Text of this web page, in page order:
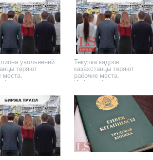
увольнений:
теряют
места.
Текучка кадров:
казахстанцы теряют
рабочие места.
Инфографика